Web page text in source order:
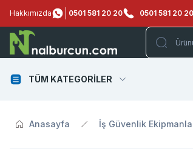
Hakkımızda 0501 581 20 20 0501 581 20 20
TÜM KATEGORİLER
Anasayfa İş Güvenlik